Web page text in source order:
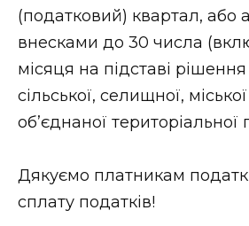
(податковий) квартал, або
внесками до 30 числа
місяця на підставі рішення
сільської, селищної,
об’єднаної територіальної
Дякуємо платникам
сплату податків!